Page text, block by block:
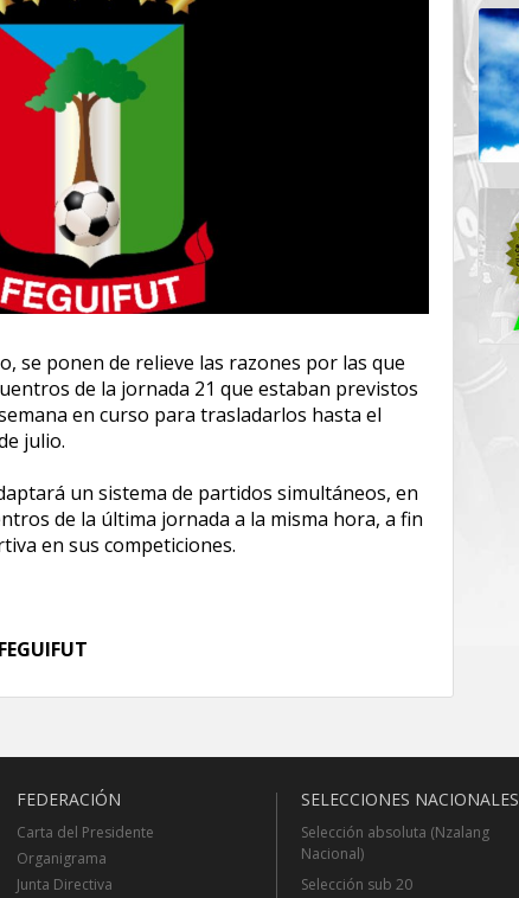
se ponen de relieve las razones por las que
de la jornada 21 que estaban previstos
en curso para trasladarlos hasta el
julio.
un sistema de partidos simultáneos, en
de la última jornada a la misma hora, a fin
en sus competiciones.
FEDERACIÓN
Carta del Presidente
Organigrama
Junta Directiva
SELECCIONES NACIONALES
Selección absoluta (Nzalang
Nacional)
Selección sub 20